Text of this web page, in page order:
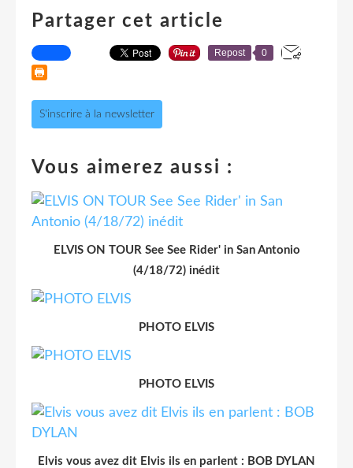
Partager cet article
Repost 0
S'inscrire à la newsletter
Vous aimerez aussi :
ELVIS ON TOUR See See Rider' in San Antonio
(4/18/72) inédit
PHOTO ELVIS
PHOTO ELVIS
Elvis vous avez dit Elvis ils en parlent : BOB DYLAN